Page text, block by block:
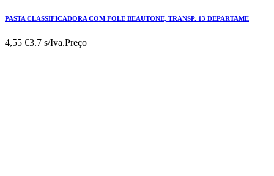
PASTA CLASSIFICADORA COM FOLE BEAUTONE, TRANSP. 13 DEPARTAME
4,55 €3.7 s/Iva.Preço